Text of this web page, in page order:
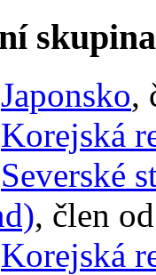
Japonsko,
Korejská
Severské
, člen
Korejská